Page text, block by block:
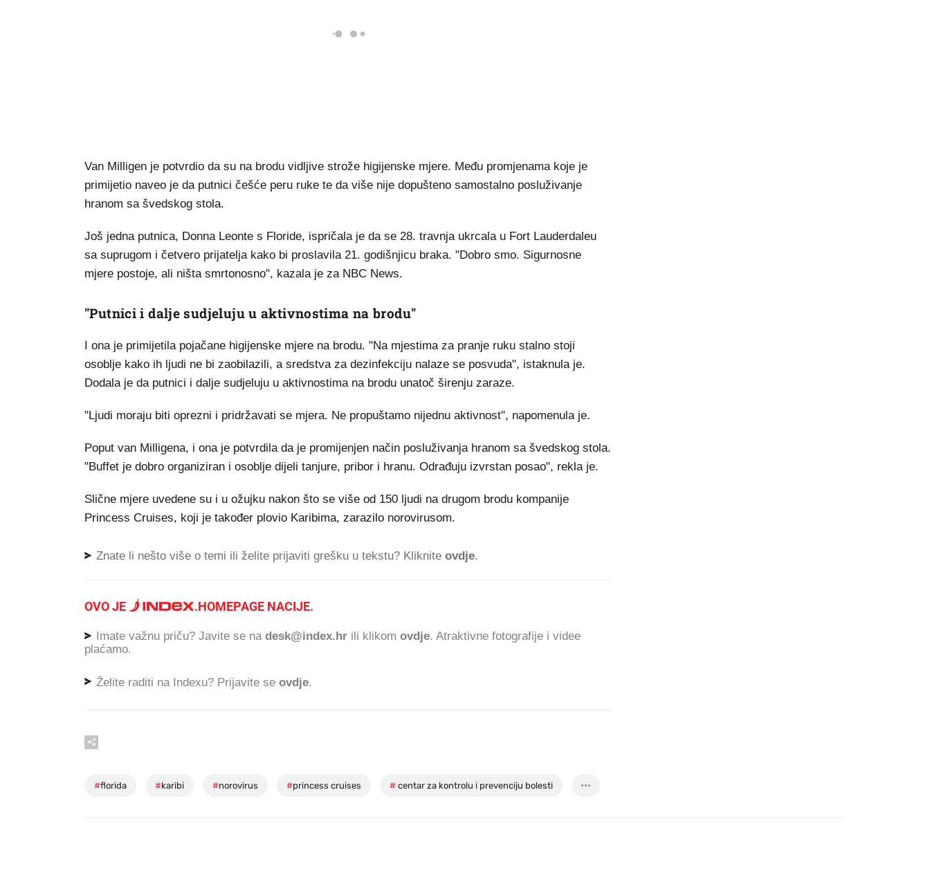
Van Milligen je potvrdio da su na brodu vidljive strože higijenske mjere. Među promjenama koje je
primijetio naveo je da putnici češće peru ruke te da više nije dopušteno samostalno posluživanje
hranom sa švedskog stola.
Još jedna putnica, Donna Leonte s Floride, ispričala je da se 28. travnja ukrcala u Fort Lauderdaleu
sa suprugom i četvero prijatelja kako bi proslavila 21. godišnjicu braka. "Dobro smo. Sigurnosne
mjere postoje, ali ništa smrtonosno", kazala je za NBC News.
"Putnici i dalje sudjeluju u aktivnostima na brodu"
I ona je primijetila pojačane higijenske mjere na brodu. "Na mjestima za pranje ruku stalno stoji
osoblje kako ih ljudi ne bi zaobilazili, a sredstva za dezinfekciju nalaze se posvuda", istaknula je.
Dodala je da putnici i dalje sudjeluju u aktivnostima na brodu unatoč širenju zaraze.
"Ljudi moraju biti oprezni i pridržavati se mjera. Ne propuštamo nijednu aktivnost", napomenula je.
Poput van Milligena, i ona je potvrdila da je promijenjen način posluživanja hranom sa švedskog stola.
"Buffet je dobro organiziran i osoblje dijeli tanjure, pribor i hranu. Odrađuju izvrstan posao", rekla je.
Slične mjere uvedene su i u ožujku nakon što se više od 150 ljudi na drugom brodu kompanije
Princess Cruises, koji je također plovio Karibima, zarazilo norovirusom.
Znate li nešto više o temi ili želite prijaviti grešku u tekstu? Kliknite ovdje.
OVO JE .HOMEPAGE NACIJE.
Imate važnu priču? Javite se na desk@index.hr ili klikom ovdje. Atraktivne fotografije i videe
plaćamo.
Želite raditi na Indexu? Prijavite se ovdje.
#florida #karibi #norovirus #princess cruises # centar za kontrolu i prevenciju bolesti